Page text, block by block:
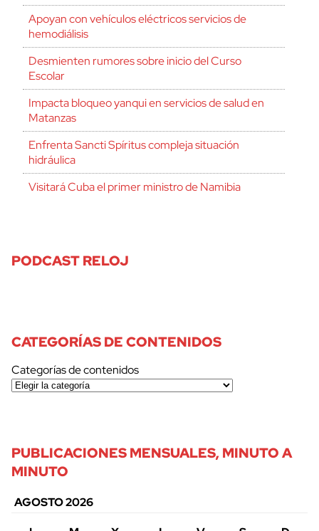
Apoyan con vehículos eléctricos servicios de
hemodiálisis
Desmienten rumores sobre inicio del Curso
Escolar
Impacta bloqueo yanqui en servicios de salud en
Matanzas
Enfrenta Sancti Spíritus compleja situación
hidráulica
Visitará Cuba el primer ministro de Namibia
PODCAST RELOJ
CATEGORÍAS DE CONTENIDOS
Categorías de contenidos
PUBLICACIONES MENSUALES, MINUTO A
MINUTO
AGOSTO 2026